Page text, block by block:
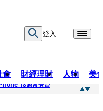
登入
會 財經理財 人物 美
18照常登台